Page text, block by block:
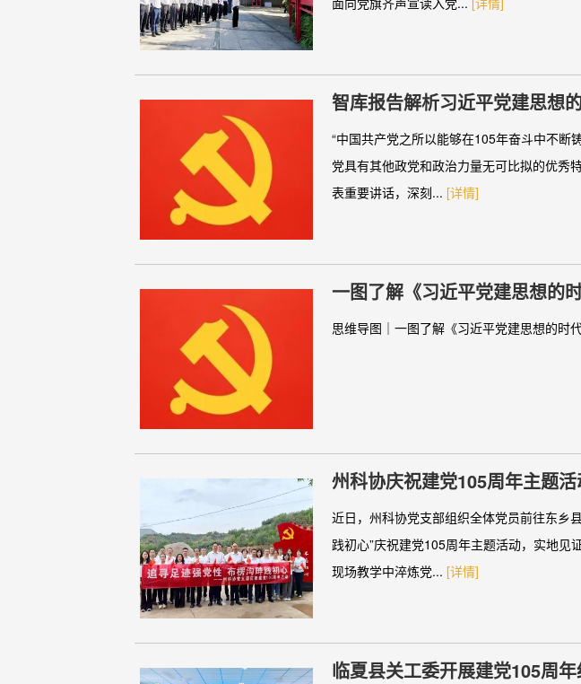
智库报告解析习近平党建思想
“中国共产党之所以能够在105年奋斗中不断
党具有其他政党和政治力量无可比拟的优秀
表重要讲话，深刻... [详情]
一图了解《习近平党建思想的
思维导图｜一图了解《习近平党建思想的时
州科协庆祝建党105周年主题
近日，州科协党支部组织全体党员前往东
践初心”庆祝建党105周年主题活动，实地见
现场教学中淬炼党... [详情]
临夏县关工委开展建党105周